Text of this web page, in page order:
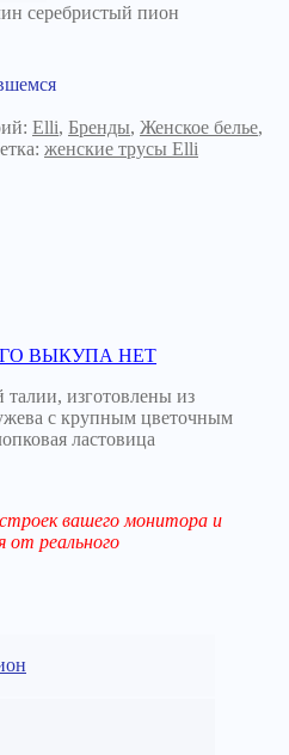
серебристый пион
Elli, Бренды, Женское белье,
женские трусы Elli
ВЫКУПА НЕТ
изготовлены из
с крупным цветочным
ластовица
вашего монитора и
реального